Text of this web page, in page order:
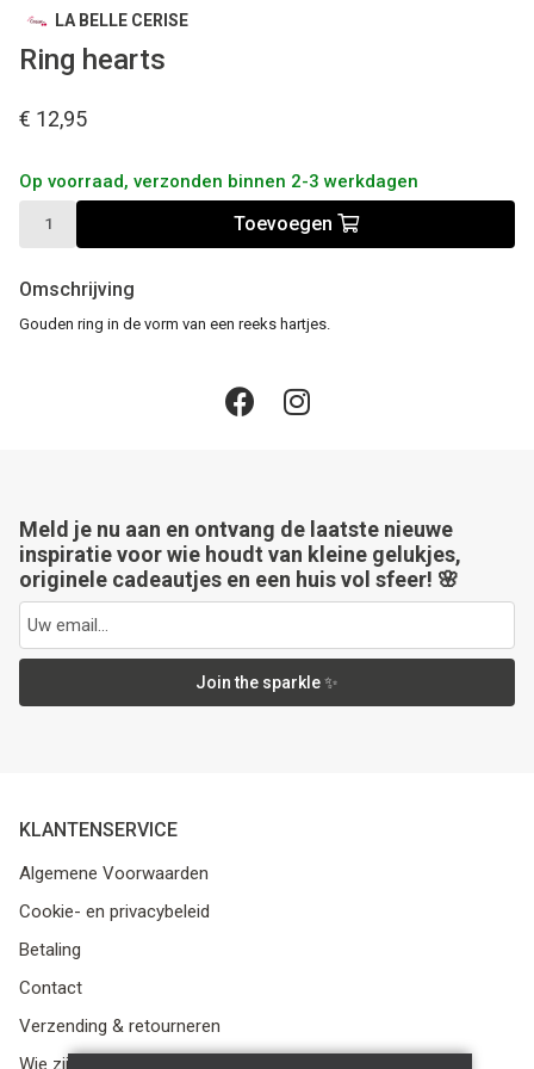
LA BELLE CERISE
Ring hearts
€ 12,95
Op voorraad, verzonden binnen 2-3 werkdagen
Toevoegen
Omschrijving
Gouden ring in de vorm van een reeks hartjes.
Meld je nu aan en ontvang de laatste nieuwe
inspiratie voor wie houdt van kleine gelukjes,
originele cadeautjes en een huis vol sfeer! 🌸
Join the sparkle ✨
KLANTENSERVICE
Algemene Voorwaarden
Cookie- en privacybeleid
Betaling
Contact
Verzending & retourneren
Wie zijn we?